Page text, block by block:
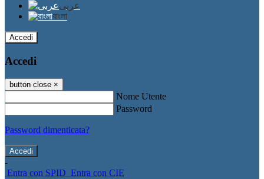
عربى
বাংলা
Accedi
Accedi
button close ×
Nome Utente
Password
Password dimenticata?
-
Entra con SPID Entra con CIE